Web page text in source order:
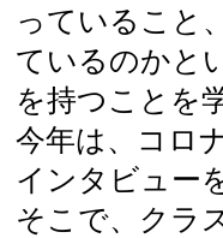
っていること
ているのかと
を持つことを
今年は、コロ
インタビュー
そこで、クラ